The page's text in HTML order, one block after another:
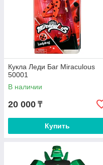
Кукла Леди Баг Miraculous
50001
В наличии
20 000 ₸
Купить